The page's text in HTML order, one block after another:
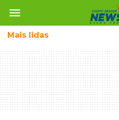
menu
Mais lidas